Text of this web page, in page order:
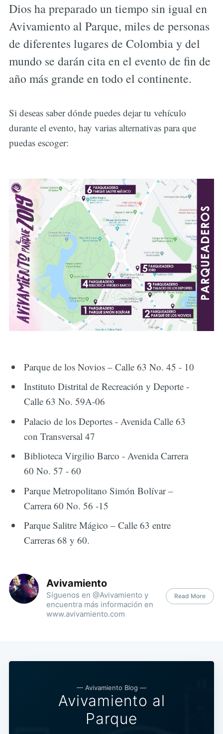
Dios ha preparado un tiempo sin igual en
Avivamiento al Parque, miles de personas
de diferentes lugares de Colombia y del
mundo se darán cita en el evento de fin de
año más grande en todo el continente.
Si deseas saber dónde puedes dejar tu vehículo
durante el evento, hay varias alternativas para que
puedas escoger:
Parque de los Novios – Calle 63 No. 45 - 10
Instituto Distrital de Recreación y Deporte -
Calle 63 No. 59A-06
Palacio de los Deportes - Avenida Calle 63
con Transversal 47
Biblioteca Virgilio Barco - Avenida Carrera
60 No. 57 - 60
Parque Metropolitano Simón Bolívar –
Carrera 60 No. 56 -15
Parque Salitre Mágico – Calle 63 entre
Carreras 68 y 60.
Avivamiento
Síguenos en @Avivamiento y
encuentra más información en
www.avivamiento.com
Read More
— Avivamiento Blog —
Avivamiento al
Parque